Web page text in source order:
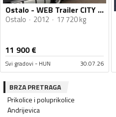
Ostalo - WEB Trailer CITY / Utovarna Rampa / 1 Osovina / Sandučasta Poluprikolica / MO3047
Ostalo 2012 17 720 kg
11 900€
Svi gradovi - HUN 30.07.26
BRZA PRETRAGA
Prikolice i poluprikolice
Andrijevica